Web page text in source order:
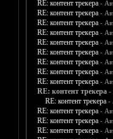
RE: контент трекера -
RE: контент трекера -
RE: контент трекера -
RE: контент трекера -
RE: контент трекера -
RE: контент трекера -
RE: контент трекера -
RE: контент трекера -
RE: контент трекера -
RE: контент трекера -
RE: контент трекера -
RE: контент трекера -
RE: контент трекера -
RE: контент трекера -